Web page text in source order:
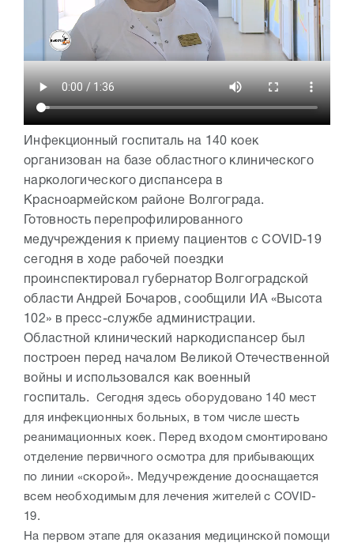
Инфекционный госпиталь на 140 коек
организован на базе областного клинического
наркологического диспансера в
Красноармейском районе Волгограда.
Готовность перепрофилированного
медучреждения к приему пациентов с COVID-19
сегодня в ходе рабочей поездки
проинспектировал губернатор Волгоградской
области Андрей Бочаров, сообщили ИА «Высота
102» в пресс-службе администрации.
Областной клинический наркодиспансер был
построен перед началом Великой Отечественной
войны и использовался как военный
госпиталь. Сегодня здесь оборудовано 140 мест
для инфекционных больных, в том числе шесть
реанимационных коек. Перед входом смонтировано
отделение первичного осмотра для прибывающих
по линии «скорой». Медучреждение дооснащается
всем необходимым для лечения жителей с COVID-
19.
На первом этапе для оказания медицинской помощи